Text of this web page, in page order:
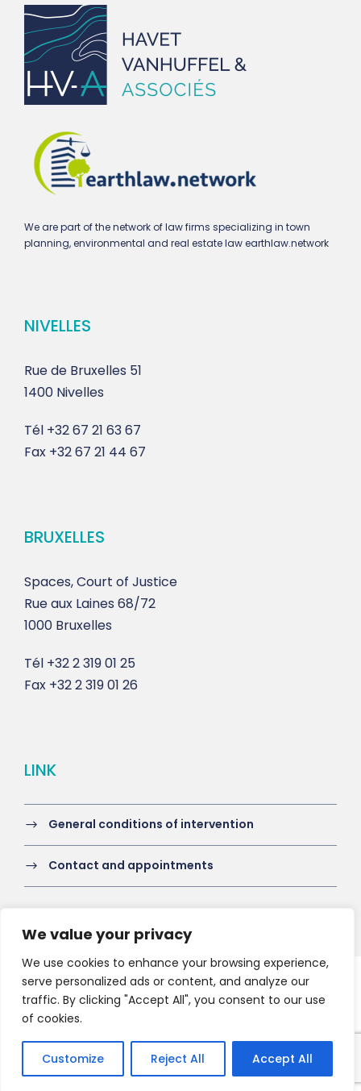
We value your privacy
We use cookies to enhance your browsing experience,
serve personalized ads or content, and analyze our
traffic. By clicking "Accept All", you consent to our use
of cookies.
Customize Reject All Accept All
We are part of the network of law firms specializing in town
planning, environmental and real estate law earthlaw.network
NIVELLES
Rue de Bruxelles 51
1400 Nivelles
Tél +32 67 21 63 67
Fax +32 67 21 44 67
BRUXELLES
Spaces, Court of Justice
Rue aux Laines 68/72
1000 Bruxelles
Tél +32 2 319 01 25
Fax +32 2 319 01 26
LINK
General conditions of intervention
Contact and appointments
Copyright 2021 HV-A, All Right Reserved